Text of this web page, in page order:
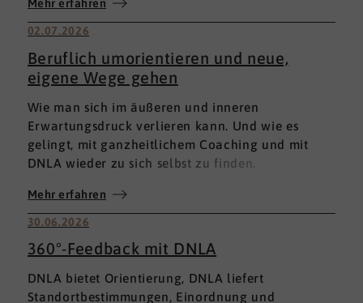
Mehr erfahren
02.07.2026
Beruflich umorientieren und neue,
eigene Wege gehen
Wie man sich im äußeren und inneren
Erwartungsdruck verlieren kann. Und wie es
gelingt, mit ganzheitlichem Coaching und mit
DNLA wieder zu sich selbst zu finden.
Mehr erfahren
30.06.2026
360°-Feedback mit DNLA
DNLA bietet Orientierung, DNLA liefert
Standortbestimmungen, Einordnung und